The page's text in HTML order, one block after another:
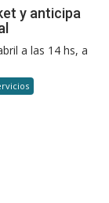
y anticipa
a las 14 hs, a